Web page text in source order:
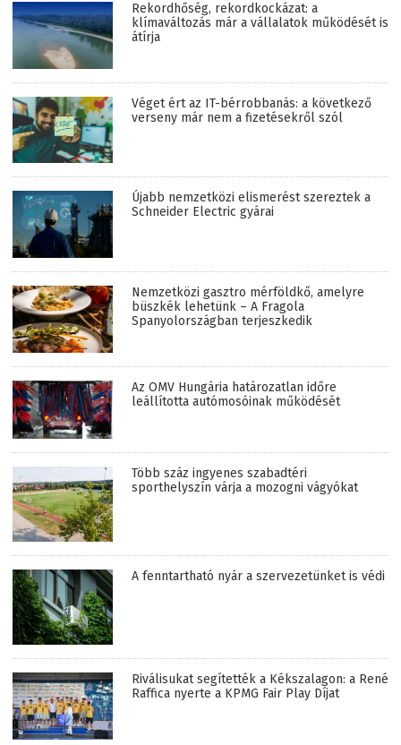
Rekordhőség, rekordkockázat: a
klímaváltozás már a vállalatok működését is
átírja
Véget ért az IT-bérrobbanás: a következő
verseny már nem a fizetésekről szól
Újabb nemzetközi elismerést szereztek a
Schneider Electric gyárai
Nemzetközi gasztro mérföldkő, amelyre
büszkék lehetünk – A Fragola
Spanyolországban terjeszkedik
Az OMV Hungária határozatlan időre
leállította autómosóinak működését
Több száz ingyenes szabadtéri
sporthelyszín várja a mozogni vágyókat
A fenntartható nyár a szervezetünket is védi
Riválisukat segítették a Kékszalagon: a René
Raffica nyerte a KPMG Fair Play Díjat